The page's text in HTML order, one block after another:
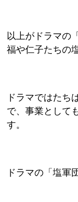
以上がドラマの
福や仁子たちの
ドラマではたち
で、事業として
す。
ドラマの「塩軍